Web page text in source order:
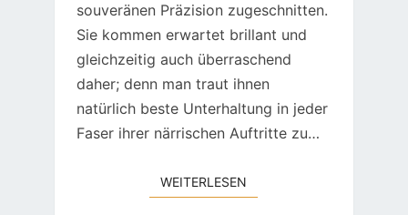
souveränen Präzision zugeschnitten.
Sie kommen erwartet brillant und
gleichzeitig auch überraschend
daher; denn man traut ihnen
natürlich beste Unterhaltung in jeder
Faser ihrer närrischen Auftritte zu…
WEITERLESEN